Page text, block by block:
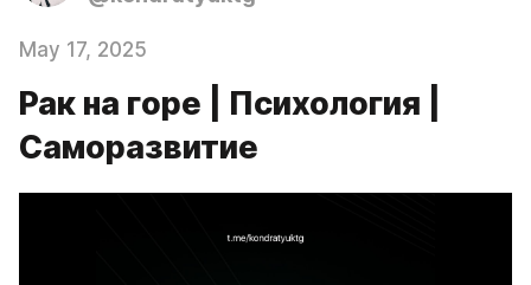
May 17, 2025
Рак на горе | Психология |
Саморазвитие